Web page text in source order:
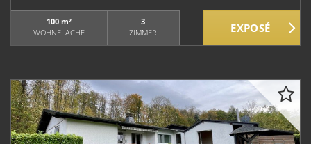
100 m²
WOHNFLÄCHE
3
ZIMMER